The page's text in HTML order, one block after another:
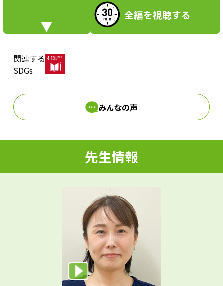
i
e
o
全編を視聴する
関連する
SDGs
みんなの声
先生情報